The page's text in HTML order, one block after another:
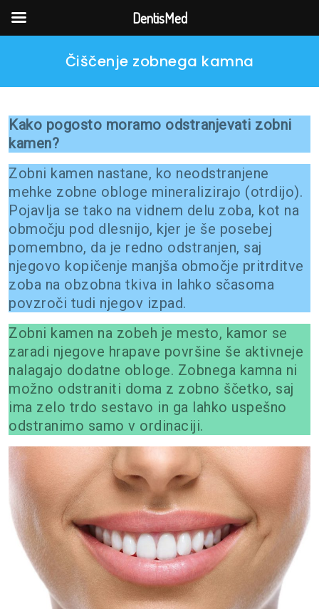
Čiščenje zobnega kamna
Kako pogosto moramo odstranjevati zobni
kamen?
Zobni kamen nastane, ko neodstranjene
mehke zobne obloge mineralizirajo (otrdijo).
Pojavlja se tako na vidnem delu zoba, kot na
območju pod dlesnijo, kjer je še posebej
pomembno, da je redno odstranjen, saj
njegovo kopičenje manjša območje pritrditve
zoba na obzobna tkiva in lahko sčasoma
povzroči tudi njegov izpad.
Zobni kamen na zobeh je mesto, kamor se
zaradi njegove hrapave površine še aktivneje
nalagajo dodatne obloge. Zobnega kamna ni
možno odstraniti doma z zobno ščetko, saj
ima zelo trdo sestavo in ga lahko uspešno
odstranimo samo v ordinaciji.
DentisMed